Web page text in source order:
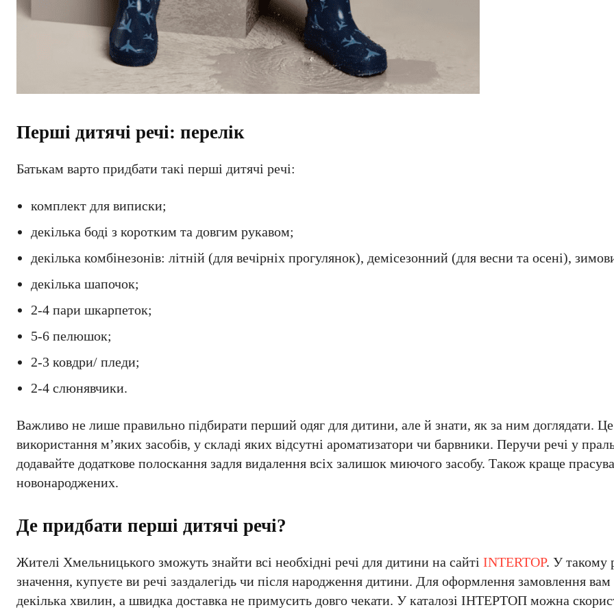
Перші дитячі речі: перелік
Батькам варто придбати такі перші дитячі речі:
комплект для виписки;
декілька боді з коротким та довгим рукавом;
декілька комбінезонів: літній (для вечірніх прогулянок), демісезонний (для весни та осені),
декілька шапочок;
2-4 пари шкарпеток;
5-6 пелюшок;
2-3 ковдри/ пледи;
2-4 слюнявчики.
Важливо не лише правильно підбирати перший одяг для дитини, але й знати, як за ним доглядати. Це
використання м’яких засобів, у складі яких відсутні ароматизатори чи барвники. Перучи речі у
додавайте додаткове полоскання задля видалення всіх залишок миючого засобу. Також краще
новонароджених.
Де придбати перші дитячі речі?
Жителі Хмельницького зможуть знайти всі необхідні речі для дитини на сайті INTERTOP. У такому
значення, купуєте ви речі заздалегідь чи після народження дитини. Для оформлення замовлення вам
декілька хвилин, а швидка доставка не примусить довго чекати. У каталозі ІНТЕРТОП можна